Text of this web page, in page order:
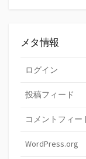
メタ情報
ログイン
投稿フィード
コメントフィー
WordPress.org